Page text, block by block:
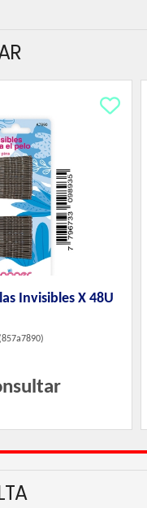
Invisibles X 48U
(857a7890)